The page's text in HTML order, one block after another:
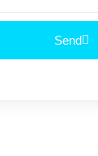
Send